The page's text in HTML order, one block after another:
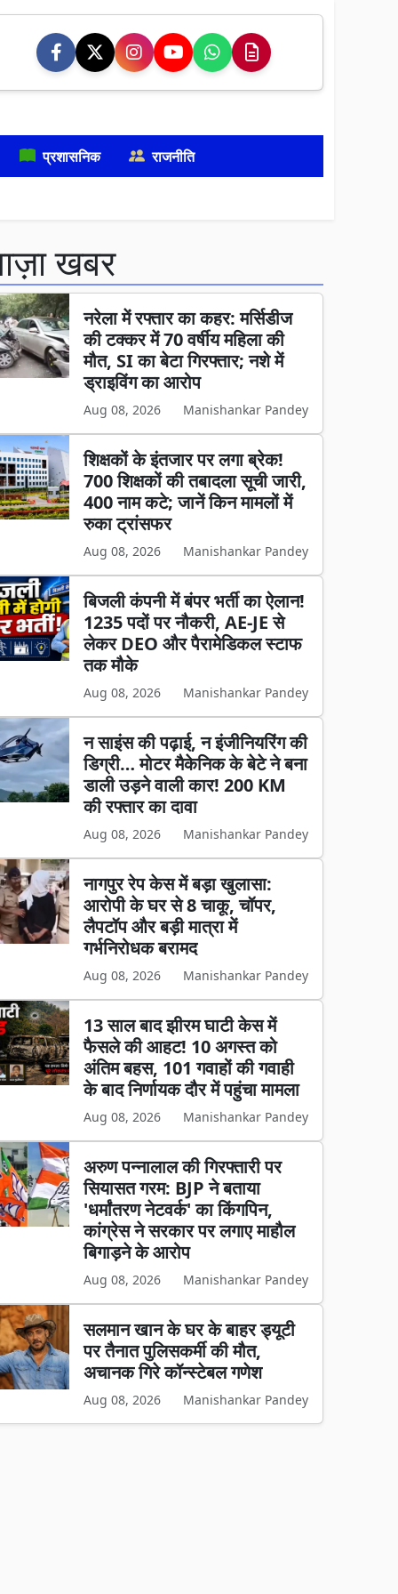
प्रशासनिक राजनीति
खबर
नरेला में रफ्तार का कहर: मर्सिडीज
की टक्कर में 70 वर्षीय महिला की
मौत, SI का बेटा गिरफ्तार; नशे में
ड्राइविंग का आरोप
Aug 08, 2026 Manishankar Pandey
शिक्षकों के इंतजार पर लगा ब्रेक!
700 शिक्षकों की तबादला सूची जारी,
400 नाम कटे; जानें किन मामलों में
रुका ट्रांसफर
Aug 08, 2026 Manishankar Pandey
बिजली कंपनी में बंपर भर्ती का ऐलान!
1235 पदों पर नौकरी, AE-JE से
लेकर DEO और पैरामेडिकल स्टाफ
तक मौके
Aug 08, 2026 Manishankar Pandey
न साइंस की पढ़ाई, न इंजीनियरिंग की
डिग्री… मोटर मैकेनिक के बेटे ने बना
डाली उड़ने वाली कार! 200 KM
की रफ्तार का दावा
Aug 08, 2026 Manishankar Pandey
नागपुर रेप केस में बड़ा खुलासा:
आरोपी के घर से 8 चाकू, चॉपर,
लैपटॉप और बड़ी मात्रा में
गर्भनिरोधक बरामद
Aug 08, 2026 Manishankar Pandey
13 साल बाद झीरम घाटी केस में
फैसले की आहट! 10 अगस्त को
अंतिम बहस, 101 गवाहों की गवाही
के बाद निर्णायक दौर में पहुंचा मामला
Aug 08, 2026 Manishankar Pandey
अरुण पन्नालाल की गिरफ्तारी पर
सियासत गरम: BJP ने बताया
'धर्मांतरण नेटवर्क' का किंगपिन,
कांग्रेस ने सरकार पर लगाए माहौल
बिगाड़ने के आरोप
Aug 08, 2026 Manishankar Pandey
सलमान खान के घर के बाहर ड्यूटी
पर तैनात पुलिसकर्मी की मौत,
अचानक गिरे कॉन्स्टेबल गणेश
Aug 08, 2026 Manishankar Pandey